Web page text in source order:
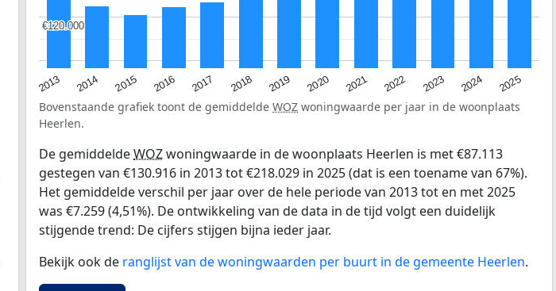
2013 2014 2015 2016 2017 2018 2019 2020 2021 2022 2023 2024 2025
€120.000
€120.000
Bovenstaande grafiek toont de gemiddelde WOZ woningwaarde per jaar in de woonplaats
Heerlen.
De gemiddeldeWOZwoningwaarde in de woonplaats Heerlen is met €87.113
gestegen van €130.916 in 2013 tot €218.029 in 2025 (dat is een toename van 67%).
Het gemiddelde verschil per jaar over de hele periode van 2013 tot en met 2025
was €7.259 (4,51%). De ontwikkeling van de data in de tijd volgt een duidelijk
stijgende trend: De cijfers stijgen bijna ieder jaar.
Bekijk ook de ranglijst van de woningwaarden per buurt in de gemeente Heerlen.